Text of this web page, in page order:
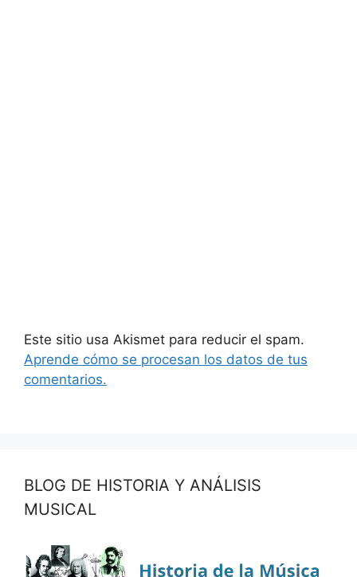
Este sitio usa Akismet para reducir el spam.
Aprende cómo se procesan los datos de tus
comentarios.
BLOG DE HISTORIA Y ANÁLISIS
MUSICAL